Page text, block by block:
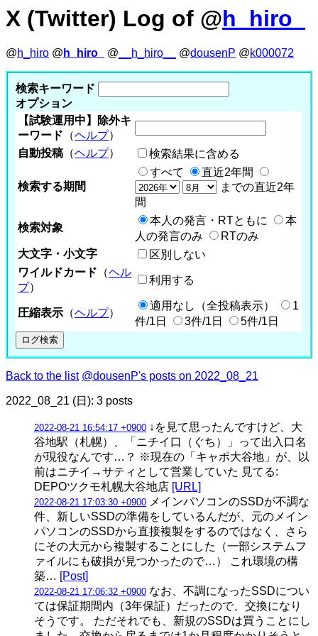
X (Twitter) Log of @h_hiro_
@h_hiro @ h_hiro_ @ __h_hiro__ @dousenP @k000072
検索キーワード
オプション
【試験運用中】除外キ
ーワード （ヘルプ）
自動投稿 （ヘルプ） 検索結果に含める
検索する期間
すべて
直近2年間
までの直近2年
間
検索対象
本人の発言・RTともに
本
人の発言のみ
RTのみ
大文字・小文字
区別しない
ワイルドカード （ヘル
プ）
利用する
圧縮表示 （ヘルプ）
適用なし（全投稿表示）
1
件/1日
3件/1日 5件/1日
Back to the list @dousenP's posts on 2022_08_21
2022_08_21 (日): 3 posts
2022-08-21 16:54:17 +0900 ↓を見て思ったんですけど、大
谷地駅（札幌）、「ニチイ口（ぐち）」って出入口名
が現役なんです…？ ※現在の「キャポ大谷地」が、以
前はニチイ→サティとして営業していた 見てる:
DEPOツクモ札幌大谷地店 [URL]
2022-08-21 17:03:30 +0900 メインパソコンのSSDが不調な
件、新しいSSDの準備をしているんだが、元のメイン
パソコンのSSDから直接複製をするのではなく、さら
にその大元から複製することにした（一部システムフ
ァイルにも破損が見つかったので…） これ環境の構
築… [Post]
2022-08-21 17:06:32 +0900 なお、不調になったSSDについ
ては保証期間内（3年保証）だったので、交換になり
そうです。 ただそれでも、新規のSSDは買うことにし